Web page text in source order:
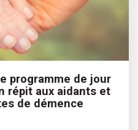
programme de jour
répit aux aidants et
de démence